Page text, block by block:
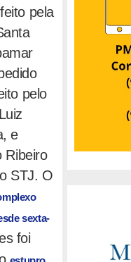
pela
pelo
e
Ribeiro
STJ. O
sexta-
foi